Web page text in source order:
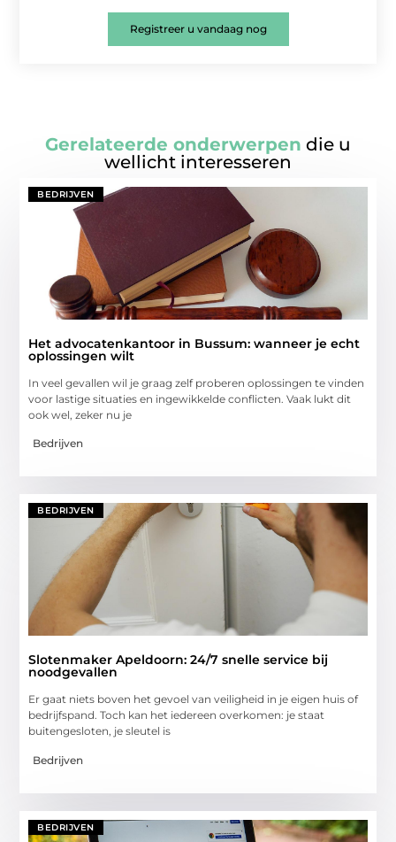
Registreer u vandaag nog
Gerelateerde onderwerpen die u
wellicht interesseren
BEDRIJVEN
Het advocatenkantoor in Bussum: wanneer je echt
oplossingen wilt
In veel gevallen wil je graag zelf proberen oplossingen te vinden
voor lastige situaties en ingewikkelde conflicten. Vaak lukt dit
ook wel, zeker nu je
Bedrijven
BEDRIJVEN
Slotenmaker Apeldoorn: 24/7 snelle service bij
noodgevallen
Er gaat niets boven het gevoel van veiligheid in je eigen huis of
bedrijfspand. Toch kan het iedereen overkomen: je staat
buitengesloten, je sleutel is
Bedrijven
BEDRIJVEN